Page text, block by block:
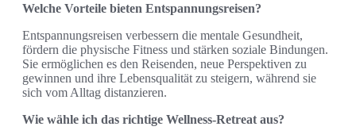
Welche Vorteile bieten Entspannungsreisen?
Entspannungsreisen verbessern die mentale Gesundheit,
fördern die physische Fitness und stärken soziale Bindungen.
Sie ermöglichen es den Reisenden, neue Perspektiven zu
gewinnen und ihre Lebensqualität zu steigern, während sie
sich vom Alltag distanzieren.
Wie wähle ich das richtige Wellness-Retreat aus?